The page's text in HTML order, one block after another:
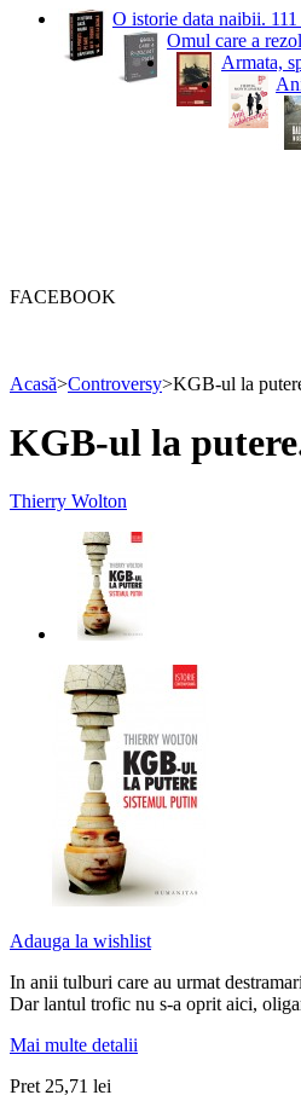
O istorie data naibii.
Omul care a
Armata,
FACEBOOK
Acasă>Controversy>KGB-ul la
KGB-ul la
Thierry Wolton
Adauga la wishlist
In anii tulburi care au urmat
Dar lantul trofic nu s-a oprit aici,
Mai multe detalii
Pret 25,71 lei